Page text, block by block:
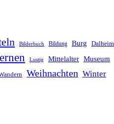
Bilderbuch Bildung Burg Dalheim
Lustig Mittelalter Museum
Weihnachten Winter